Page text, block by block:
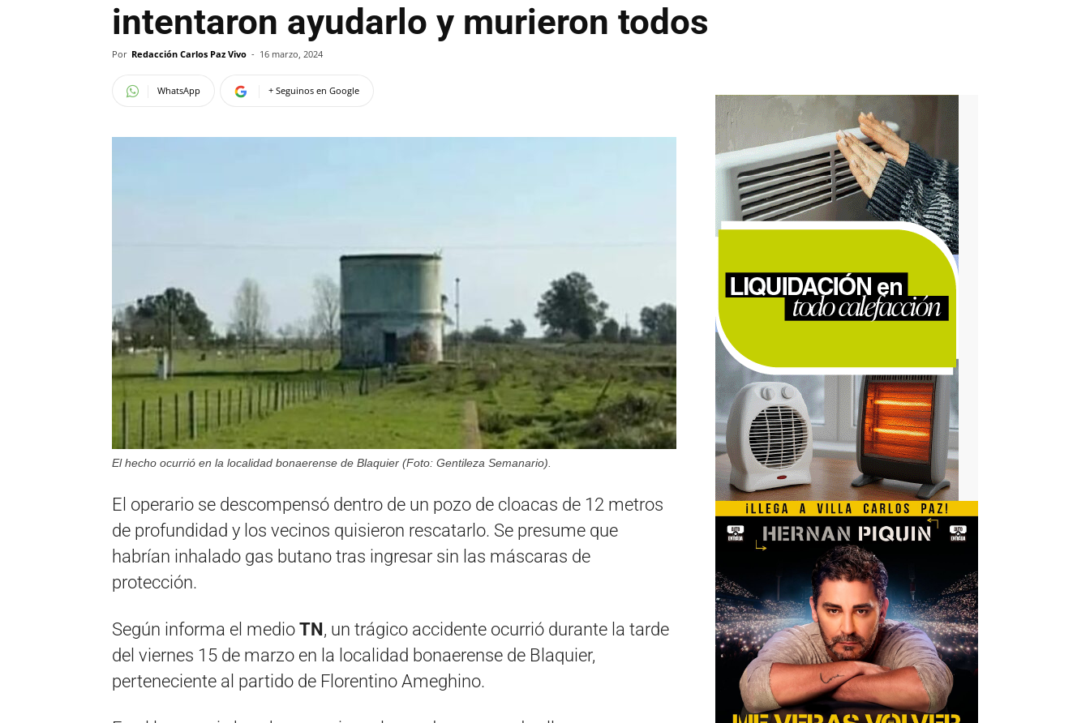
intentaron ayudarlo y murieron todos
Por Redacción Carlos Paz Vivo - 16 marzo, 2024
WhatsApp + Seguinos en Google
El hecho ocurrió en la localidad bonaerense de Blaquier (Foto: Gentileza Semanario).
El operario se descompensó dentro de un pozo de cloacas de 12 metros
de profundidad y los vecinos quisieron rescatarlo. Se presume que
habrían inhalado gas butano tras ingresar sin las máscaras de
protección.
Según informa el medio TN, un trágico accidente ocurrió durante la tarde
del viernes 15 de marzo en la localidad bonaerense de Blaquier,
perteneciente al partido de Florentino Ameghino.